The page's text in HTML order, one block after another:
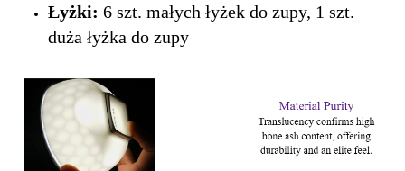
Łyżki: 6 szt. małych łyżek do zupy, 1 szt.
duża łyżka do zupy